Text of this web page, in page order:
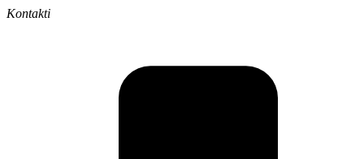
Kontakti